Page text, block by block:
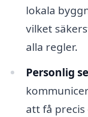
lokala
vilket
alla regler.
Personlig
att få precis